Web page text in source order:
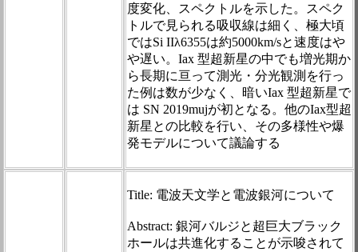
度変化、スペクトルを示した。スペク
トルで見られる吸収線は細く、極大頃
ではSi IIλ6355は約5000km/sと速度はや
や遅い。Iax 型超新星の中でも増光期か
ら長期に亘って測光・分光観測を行っ
た例は数が少なく、暗いIax 型超新星で
は SN 2019mujが初となる。他のIax型超
新星との比較を行い、その多様性や爆
発モデルについて議論する
Title: 電波天文学と電波銀河について
Abstract: 銀河バルジと超巨大ブラック
ホールは共進化することが示唆されて